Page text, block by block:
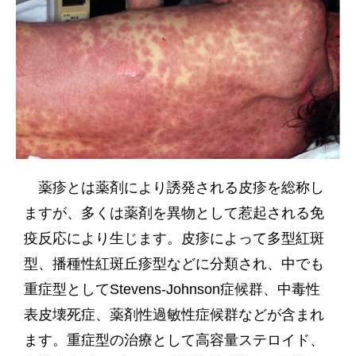
薬疹とは薬剤により誘発される皮疹を総称し
ますが、多くは薬剤を異物として惹起される免
疫反応により生じます。皮疹によって多型紅斑
型、播種性紅斑丘疹型などに分類され、中でも
重症型としてStevens-Johnson症候群、中毒性
表皮壊死症、薬剤性過敏性症候群などが含まれ
ます。重症型の治療として高容量ステロイド、